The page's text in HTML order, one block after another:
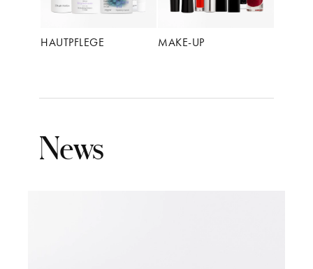
HAUTPFLEGE MAKE-UP
News